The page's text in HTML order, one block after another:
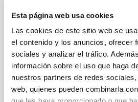
Esta página web usa cookies
Las cookies de este sitio web se
el contenido y los anuncios, ofrecer
sociales y analizar el tráfico.
información sobre el uso que haga
nuestros partners de redes
web, quienes pueden combinarla
CON ÁRBITRO
Magnetic Field Alignment
Cores in the Transition
Core Scales
In a magnetically dominated
we expect to see alignments